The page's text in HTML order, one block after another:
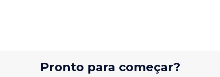
Pronto para começar?